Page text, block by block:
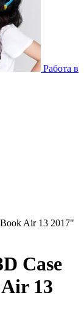
Работа в
Air 13 2017"
Case
13